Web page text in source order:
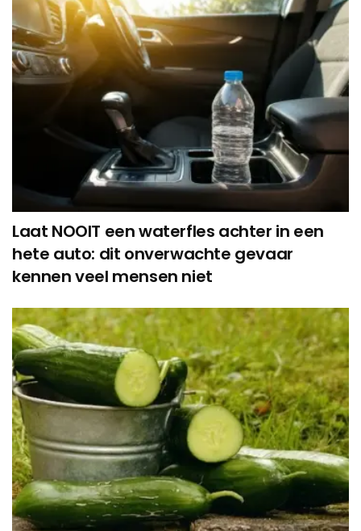
Laat NOOIT een waterfles achter in een
hete auto: dit onverwachte gevaar
kennen veel mensen niet